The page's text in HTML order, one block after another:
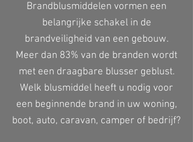
Brandblusmiddelen vormen een
belangrijke schakel in de
brandveiligheid van een gebouw.
Meer dan 83% van de branden wordt
met een draagbare blusser geblust.
Welk blusmiddel heeft u nodig voor
een beginnende brand in uw woning,
boot, auto, caravan, camper of bedrijf?